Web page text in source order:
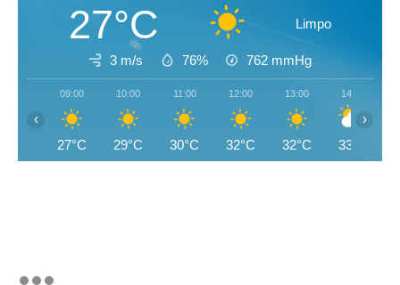
27°C Limpo
3 m/s 76% 762 mmHg
09:00
27°C
10:00
29°C
11:00
30°C
12:00
32°C
13:00
32°C
14:00
33°C
‹ ›